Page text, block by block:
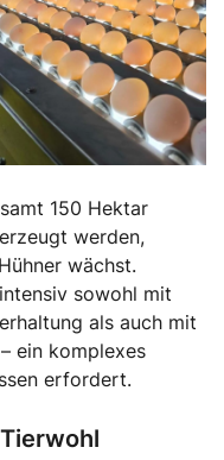
150 Hektar
werden,
wächst.
sowohl mit
als auch mit
ein komplexes
erfordert.